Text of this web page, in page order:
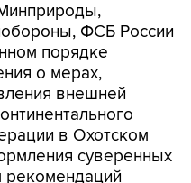
ФСБ России
порядке
о мерах,
внешней
в Охотском
суверенных
рекомендаций